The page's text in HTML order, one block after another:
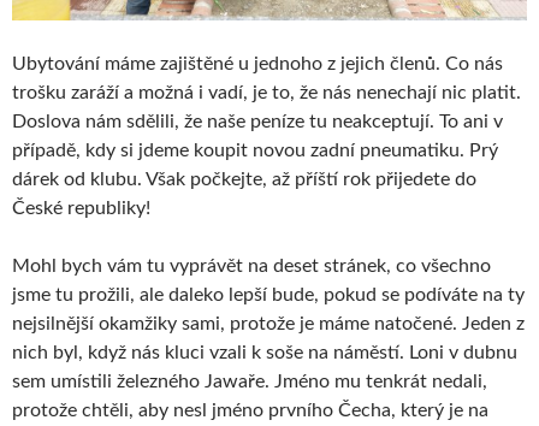
Ubytování máme zajištěné u jednoho z jejich členů. Co nás
trošku zaráží a možná i vadí, je to, že nás nenechají nic platit.
Doslova nám sdělili, že naše peníze tu neakceptují. To ani v
případě, kdy si jdeme koupit novou zadní pneumatiku. Prý
dárek od klubu. Však počkejte, až příští rok přijedete do
České republiky!
Mohl bych vám tu vyprávět na deset stránek, co všechno
jsme tu prožili, ale daleko lepší bude, pokud se podíváte na ty
nejsilnější okamžiky sami, protože je máme natočené. Jeden z
nich byl, když nás kluci vzali k soše na náměstí. Loni v dubnu
sem umístili železného Jawaře. Jméno mu tenkrát nedali,
protože chtěli, aby nesl jméno prvního Čecha, který je na